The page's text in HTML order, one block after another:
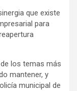
que existe
para
los temas más
mantener, y
municipal de